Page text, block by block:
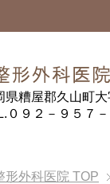
県糟屋郡久山町大
０９２－９５７－
形外科医院 TOP